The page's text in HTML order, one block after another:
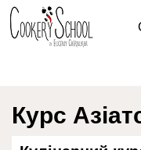
Головна/Кулінарні
кухня”
Курс